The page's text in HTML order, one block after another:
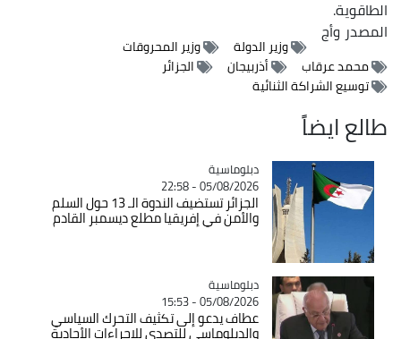
الطاقوية.
المصدروأج
وزير الدولة
وزير المحروقات
محمد عرقاب
أذربيجان
الجزائر
توسيع الشراكة الثنائية
طالع ايضاً
Catégorie
دبلوماسية
05/08/2026 - 22:58
الجزائر تستضيف الندوة الـ 13 حول السلم
والأمن في إفريقيا مطلع ديسمبر القادم
Catégorie
دبلوماسية
05/08/2026 - 15:53
عطاف يدعو إلى تكثيف التحرك السياسي
والدبلوماسي للتصدي للإجراءات الأحادية